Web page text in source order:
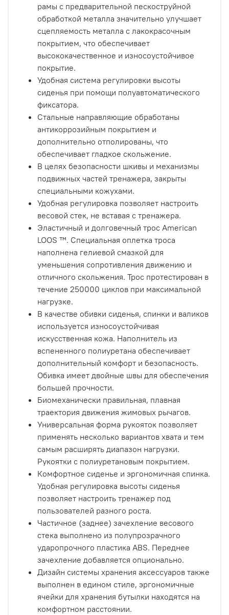
рамы с предварительной пескоструйной
обработкой металла значительно улучшает
сцепляемость металла с лакокрасочным
покрытием, что обеспечивает
высококачественное и износоустойчивое
покрытие.
Удобная система регулировки высоты
сиденья при помощи полуавтоматического
фиксатора.
Стальные направляющие обработаны
антикоррозийным покрытием и
дополнительно отполированы, что
обеспечивает гладкое скольжение.
В целях безопасности шкивы и механизмы
подвижных частей тренажера, закрыты
специальными кожухами.
Удобная регулировка позволяет настроить
весовой стек, не вставая с тренажера.
Эластичный и долговечный трос American
LOOS ™. Специальная оплетка троса
наполнена гелиевой смазкой для
уменьшения сопротивления движению и
отличного скольжения. Трос протестирован в
течение 250000 циклов при максимальной
нагрузке.
В качестве обивки сиденья, спинки и валиков
используется износоустойчивая
искусственная кожа. Наполнитель из
вспененного полиуретана обеспечивает
дополнительный комфорт и безопасность.
Обивка имеет двойные швы для обеспечения
большей прочности.
Биомеханически правильная, плавная
траектория движения жимовых рычагов.
Универсальная форма рукояток позволяет
применять несколько вариантов хвата и тем
самым расширять диапазон нагрузки.
Рукоятки с полиуретановым покрытием.
Комфортное сиденье и эргономичная спинка.
Удобная регулировка высоты сиденья
позволяет настроить тренажер под
пользователей разного роста.
Частичное (заднее) зачехление весового
стека выполнено из полупрозрачного
ударопрочного пластика ABS. Переднее
зачехление добавляется опционально.
Дизайн системы хранения аксессуаров также
выполнен в едином стиле, эргономичные
ячейки для хранения бутылки находятся на
комфортном расстоянии.